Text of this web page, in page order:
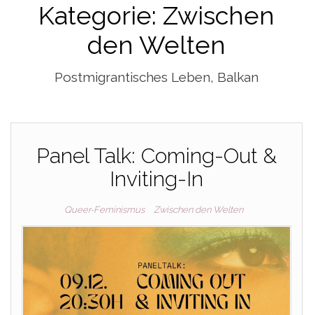
Kategorie: Zwischen
den Welten
Postmigrantisches Leben, Balkan
Panel Talk: Coming-Out &
Inviting-In
Queer-Feminismus Zwischen den Welten